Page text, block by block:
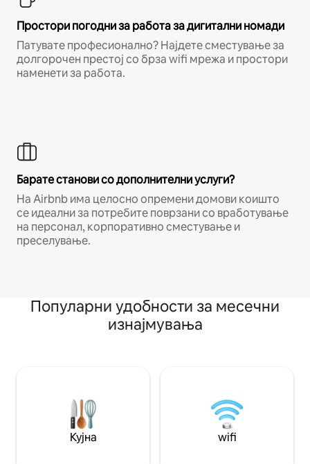
Простори погодни за работа за дигитални номади
Патувате професионално? Најдете сместување за
долгорочен престој со брза wifi мрежа и простори
наменети за работа.
Барате станови со дополнителни услуги?
На Airbnb има целосно опремени домови коишто
се идеални за потребите поврзани со вработување
на персонал, корпоративно сместување и
преселување.
Популарни удобности за месечни
изнајмувања
Кујна wifi